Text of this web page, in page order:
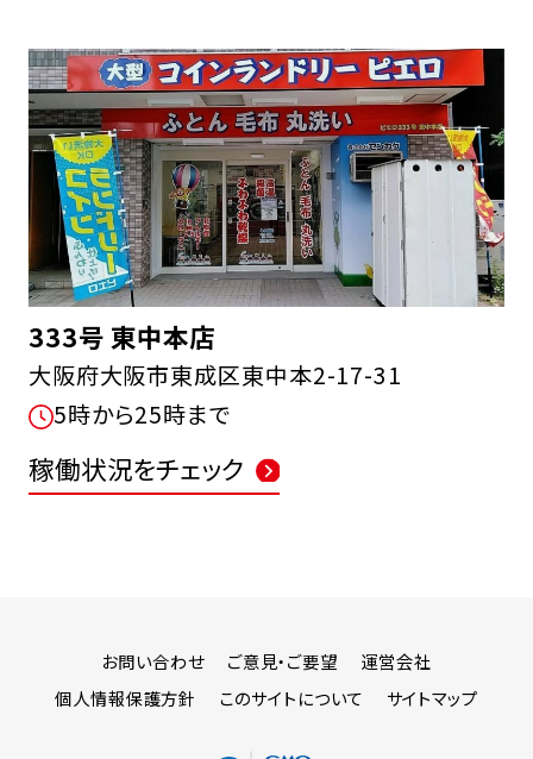
333号 東中本店
大阪府大阪市東成区東中本2-17-31
5時から25時まで
稼働状況をチェック
お問い合わせ ご意見・ご要望
運営会社
個人情報保護方針
このサイトについて サイトマップ